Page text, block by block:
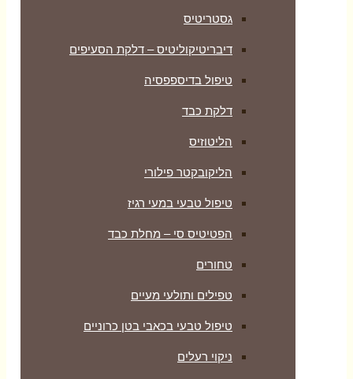
גסטריטיס
דיבריטיקוליטיס – דלקת הסעיפים
טיפול בדיספפסיה
דלקת כבד
הליטוזיס
הליקובקטר פילורי
טיפול טבעי במעי רגיז
הפטיטיס סי – מחלת כבד
טחורים
טפילים ותולעי מעיים
טיפול טבעי בכאבי בטן כרוניים
ניקוי רעלים